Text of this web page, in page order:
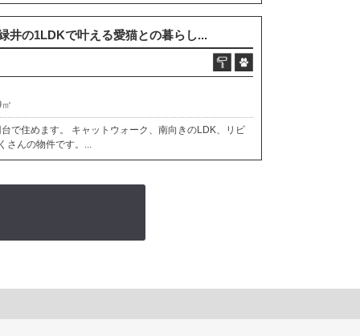
井の1LDKで叶える愛猫との暮らし...
で住めます。 キャットウォーク、南向きのLDK、リビ
んの物件です。...